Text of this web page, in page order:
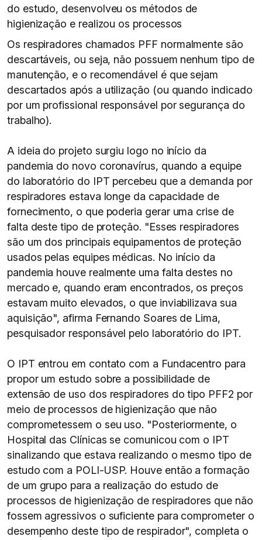
do estudo, desenvolveu os métodos de
higienização e realizou os processos
Os respiradores chamados PFF normalmente são
descartáveis, ou seja, não possuem nenhum tipo de
manutenção, e o recomendável é que sejam
descartados após a utilização (ou quando indicado
por um profissional responsável por segurança do
trabalho).
A ideia do projeto surgiu logo no início da
pandemia do novo coronavírus, quando a equipe
do laboratório do IPT percebeu que a demanda por
respiradores estava longe da capacidade de
fornecimento, o que poderia gerar uma crise de
falta deste tipo de proteção. "Esses respiradores
são um dos principais equipamentos de proteção
usados pelas equipes médicas. No início da
pandemia houve realmente uma falta destes no
mercado e, quando eram encontrados, os preços
estavam muito elevados, o que inviabilizava sua
aquisição", afirma Fernando Soares de Lima,
pesquisador responsável pelo laboratório do IPT.
O IPT entrou em contato com a Fundacentro para
propor um estudo sobre a possibilidade de
extensão de uso dos respiradores do tipo PFF2 por
meio de processos de higienização que não
comprometessem o seu uso. "Posteriormente, o
Hospital das Clínicas se comunicou com o IPT
sinalizando que estava realizando o mesmo tipo de
estudo com a POLI-USP. Houve então a formação
de um grupo para a realização do estudo de
processos de higienização de respiradores que não
fossem agressivos o suficiente para comprometer o
desempenho deste tipo de respirador", completa o